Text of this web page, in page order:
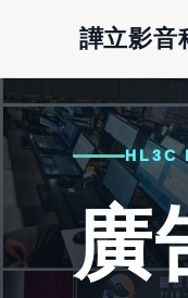
譁立影
HL3C
廣